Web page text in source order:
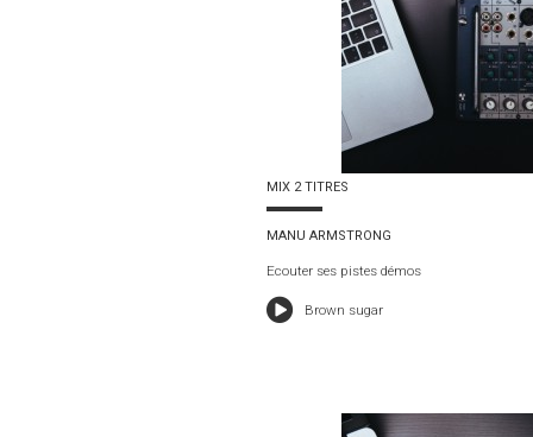
MIX 2 TITRES
MANU ARMSTRONG
Ecouter ses pistes démos
Brown sugar